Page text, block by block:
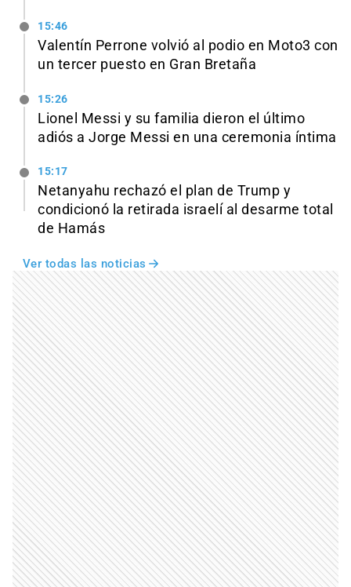
15:46
Valentín Perrone volvió al podio en Moto3 con
un tercer puesto en Gran Bretaña
15:26
Lionel Messi y su familia dieron el último
adiós a Jorge Messi en una ceremonia íntima
15:17
Netanyahu rechazó el plan de Trump y
condicionó la retirada israelí al desarme total
de Hamás
Ver todas las noticias